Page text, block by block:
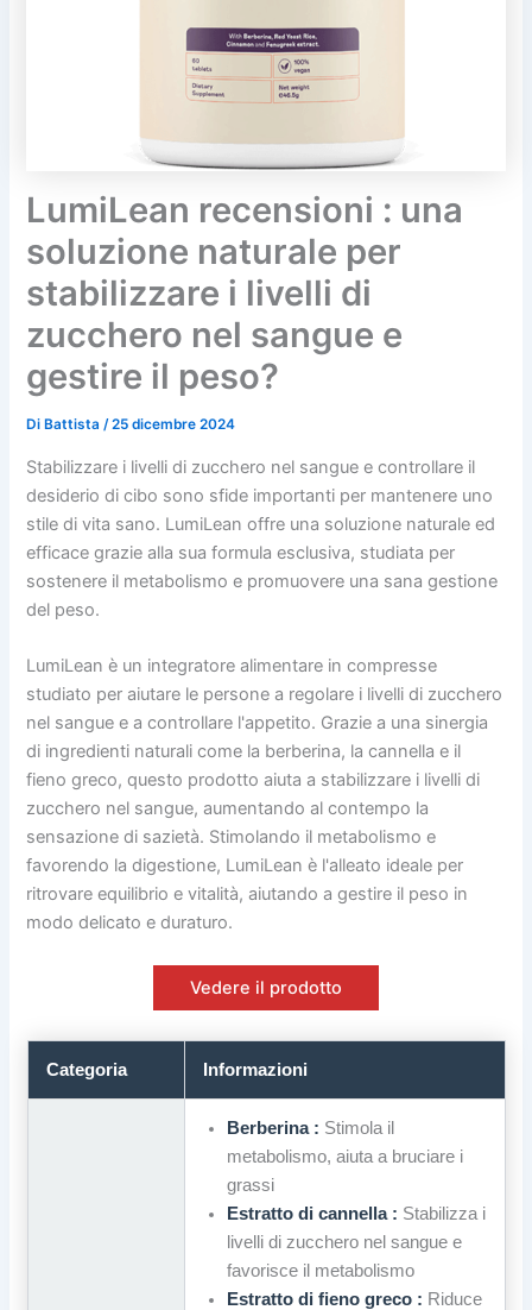
LumiLean recensioni : una
soluzione naturale per
stabilizzare i livelli di
zucchero nel sangue e
gestire il peso?
Di Battista/25 dicembre 2024
Stabilizzare i livelli di zucchero nel sangue e controllare il
desiderio di cibo sono sfide importanti per mantenere uno
stile di vita sano. LumiLean offre una soluzione naturale ed
efficace grazie alla sua formula esclusiva, studiata per
sostenere il metabolismo e promuovere una sana gestione
del peso.
LumiLean è un integratore alimentare in compresse
studiato per aiutare le persone a regolare i livelli di zucchero
nel sangue e a controllare l'appetito. Grazie a una sinergia
di ingredienti naturali come la berberina, la cannella e il
fieno greco, questo prodotto aiuta a stabilizzare i livelli di
zucchero nel sangue, aumentando al contempo la
sensazione di sazietà. Stimolando il metabolismo e
favorendo la digestione, LumiLean è l'alleato ideale per
ritrovare equilibrio e vitalità, aiutando a gestire il peso in
modo delicato e duraturo.
Vedere il prodotto
Categoria Informazioni
Berberina : Stimola il
metabolismo, aiuta a bruciare i
grassi
Estratto di cannella : Stabilizza i
livelli di zucchero nel sangue e
favorisce il metabolismo
Estratto di fieno greco : Riduce